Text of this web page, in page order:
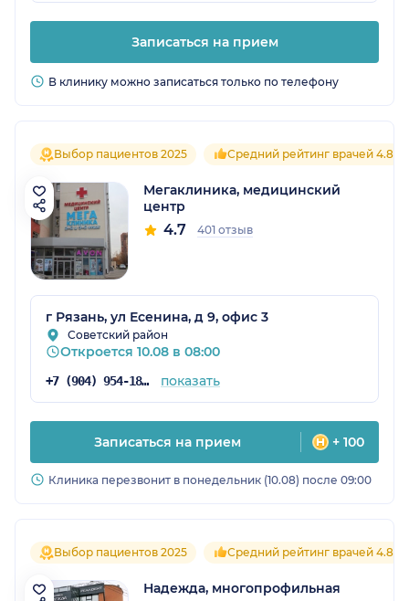
Записаться на прием
В клинику можно записаться только по телефону
Выбор пациентов 2025 Средний рейтинг врачей 4.8
Мегаклиника, медицинский
центр
4.7 401 отзыв
г Рязань, ул Есенина, д 9, офис 3
Советский район
Откроется 10.08 в 08:00
+7 (904) 954-18-38 показать
Записаться на прием + 100
Клиника перезвонит в понедельник (10.08) после 09:00
Выбор пациентов 2025 Средний рейтинг врачей 4.8
Надежда, многопрофильная